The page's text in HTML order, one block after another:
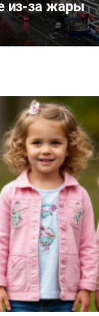
из-за жары